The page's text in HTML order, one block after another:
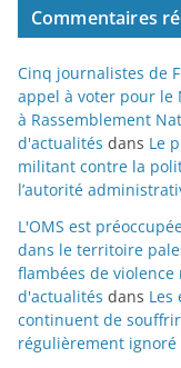
Commentaires
Cinq journalistes de
appel à voter pour le
à Rassemblement
d'actualités dans Le
militant contre la
l’autorité
L'OMS est
dans le territoire
flambées de
d'actualités dans Les
continuent de
régulièrement ignoré